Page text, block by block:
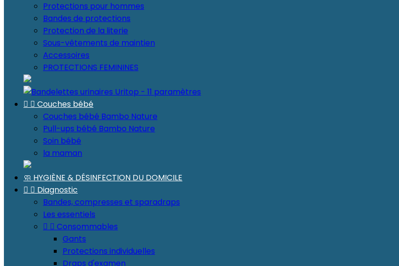
Protections pour hommes
Bandes de protections
Protection de la literie
Sous-vêtements de maintien
Accessoires
PROTECTIONS FEMININES
  Couches bébé
Couches bébé Bambo Nature
Pull-ups bébé Bambo Nature
Soin bébé
la maman
🧼 HYGIÈNE & DÉSINFECTION DU DOMICILE
  Diagnostic
Bandes, compresses et sparadraps
Les essentiels
  Consommables
Gants
Protections individuelles
Draps d'examen